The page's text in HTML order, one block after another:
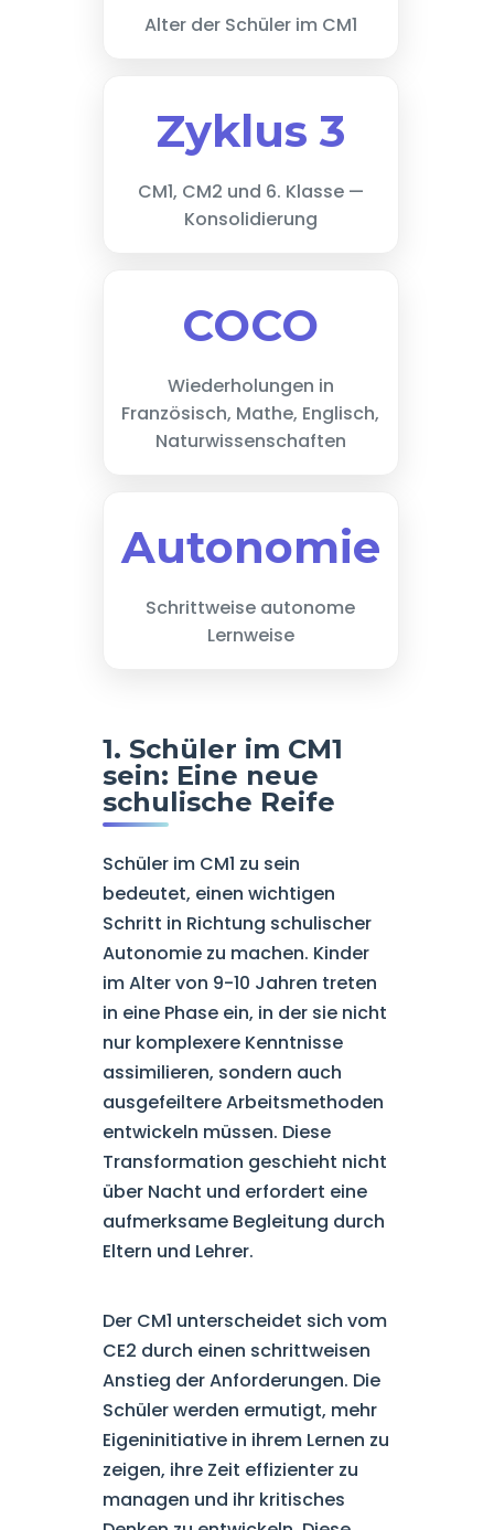
Alter der Schüler im CM1
Zyklus 3
CM1, CM2 und 6. Klasse —
Konsolidierung
COCO
Wiederholungen in
Französisch, Mathe, Englisch,
Naturwissenschaften
Autonomie
Schrittweise autonome
Lernweise
1. Schüler im CM1
sein: Eine neue
schulische Reife
Schüler im CM1 zu sein
bedeutet, einen wichtigen
Schritt in Richtung schulischer
Autonomie zu machen. Kinder
im Alter von 9-10 Jahren treten
in eine Phase ein, in der sie nicht
nur komplexere Kenntnisse
assimilieren, sondern auch
ausgefeiltere Arbeitsmethoden
entwickeln müssen. Diese
Transformation geschieht nicht
über Nacht und erfordert eine
aufmerksame Begleitung durch
Eltern und Lehrer.
Der CM1 unterscheidet sich vom
CE2 durch einen schrittweisen
Anstieg der Anforderungen. Die
Schüler werden ermutigt, mehr
Eigeninitiative in ihrem Lernen zu
zeigen, ihre Zeit effizienter zu
managen und ihr kritisches